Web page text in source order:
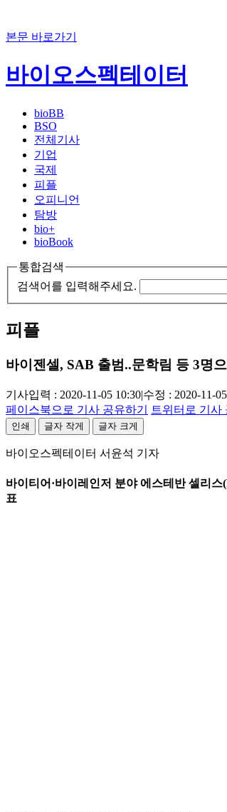
본문 바로가기
바이오스펙테이터
bioBB
BSO
전체기사
기업
국제
피플
오피니언
탐방
bio+
bioBook
통합검색
검색어를 입력해주세요.
피플
바이젠셀, SAB 출범..문학림 등 3명
기사입력 : 2020-11-05 10:30|수정 : 2020-11-
페이스북으로 기사 공유하기
트위터로 기사
인쇄 글자 작게 글자 크게
바이오스펙테이터 서윤석 기자
바이티어·바이레인저 분야 에스테반 셀리
표